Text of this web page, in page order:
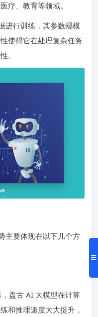
疗、教育等领域。
进行训练，其参数规模
使得它在处理复杂任务
。
主要体现在以下几个方
盘古 AI 大模型在计算
和推理速度大大提升，